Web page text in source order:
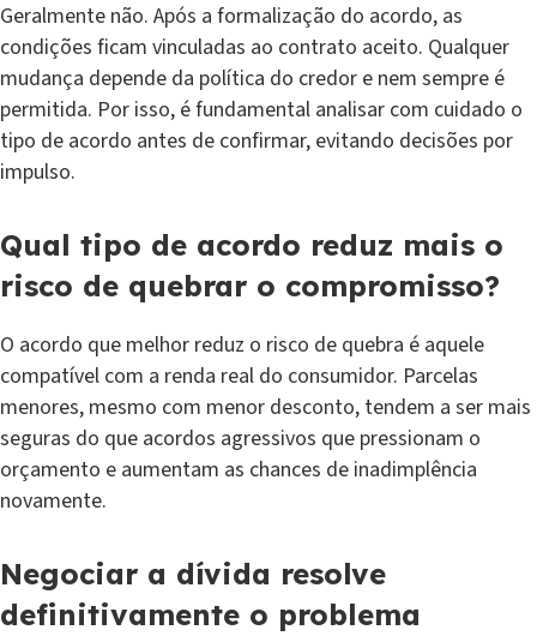
Geralmente não. Após a formalização do acordo, as
condições ficam vinculadas ao contrato aceito. Qualquer
mudança depende da política do credor e nem sempre é
permitida. Por isso, é fundamental analisar com cuidado o
tipo de acordo antes de confirmar, evitando decisões por
impulso.
Qual tipo de acordo reduz mais o
risco de quebrar o compromisso?
O acordo que melhor reduz o risco de quebra é aquele
compatível com a renda real do consumidor. Parcelas
menores, mesmo com menor desconto, tendem a ser mais
seguras do que acordos agressivos que pressionam o
orçamento e aumentam as chances de inadimplência
novamente.
Negociar a dívida resolve
definitivamente o problema